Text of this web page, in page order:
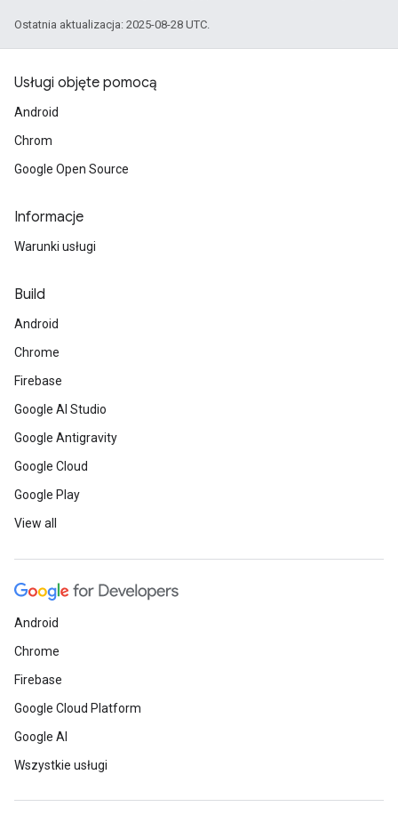
Ostatnia aktualizacja: 2025-08-28 UTC.
Usługi objęte pomocą
Android
Chrom
Google Open Source
Informacje
Warunki usługi
Build
Android
Chrome
Firebase
Google AI Studio
Google Antigravity
Google Cloud
Google Play
View all
Android
Chrome
Firebase
Google Cloud Platform
Google AI
Wszystkie usługi